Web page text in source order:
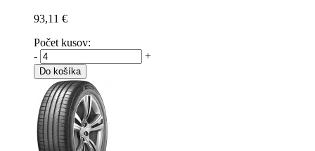
93,11 €
Počet kusov:
-
+
Do košíka